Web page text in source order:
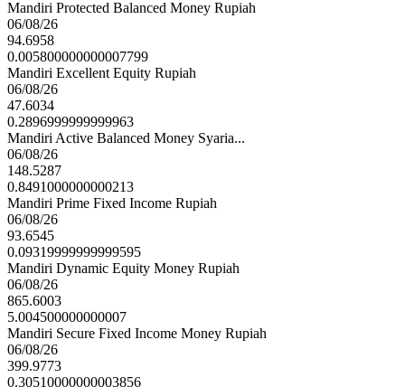
Mandiri Protected Balanced Money Rupiah
06/08/26
94.6958
0.005800000000007799
Mandiri Excellent Equity Rupiah
06/08/26
47.6034
0.2896999999999963
Mandiri Active Balanced Money Syaria...
06/08/26
148.5287
0.8491000000000213
Mandiri Prime Fixed Income Rupiah
06/08/26
93.6545
0.09319999999999595
Mandiri Dynamic Equity Money Rupiah
06/08/26
865.6003
5.004500000000007
Mandiri Secure Fixed Income Money Rupiah
06/08/26
399.9773
0.30510000000003856